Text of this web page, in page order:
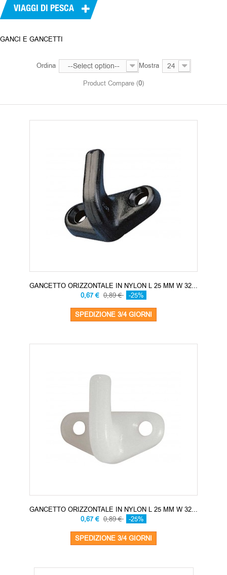
VIAGGI DI PESCA
GANCI E GANCETTI
Ordina --Select option--
Product Compare (0)
Mostra 24
GANCETTO ORIZZONTALE IN NYLON L 25 MM W 32...
0,67 € 0,89 € -25%
SPEDIZIONE 3/4 GIORNI
GANCETTO ORIZZONTALE IN NYLON L 25 MM W 32...
0,67 € 0,89 € -25%
SPEDIZIONE 3/4 GIORNI